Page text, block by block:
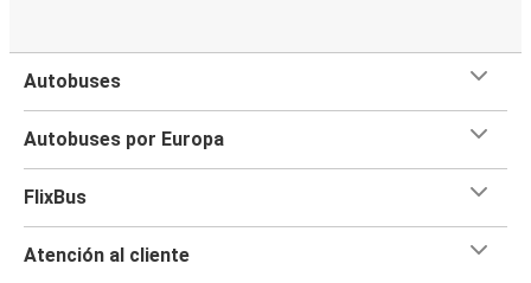
Autobuses
Autobuses por Europa
FlixBus
Atención al cliente